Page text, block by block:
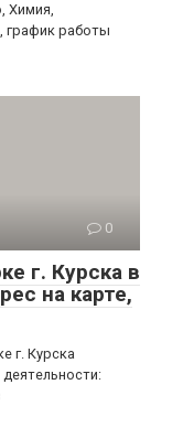
Химия,
график работы
0
г. Курска в
на карте,
г. Курска